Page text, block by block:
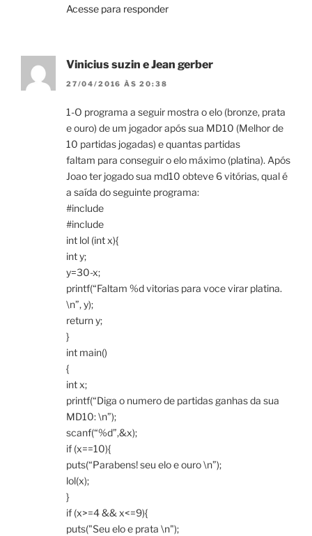
Acesse para responder
Vinicius suzin e Jean gerber
27/04/2016 ÀS 20:38
1-O programa a seguir mostra o elo (bronze, prata
e ouro) de um jogador após sua MD10 (Melhor de
10 partidas jogadas) e quantas partidas
faltam para conseguir o elo máximo (platina). Após
Joao ter jogado sua md10 obteve 6 vitórias, qual é
a saída do seguinte programa:
#include
#include
int lol (int x){
int y;
y=30-x;
printf(“Faltam %d vitorias para voce virar platina.
\n”, y);
return y;
}
int main()
{
int x;
printf(“Diga o numero de partidas ganhas da sua
MD10: \n”);
scanf(“%d”,&x);
if (x==10){
puts(“Parabens! seu elo e ouro \n”);
lol(x);
}
if (x>=4 && x<=9){
puts("Seu elo e prata \n");